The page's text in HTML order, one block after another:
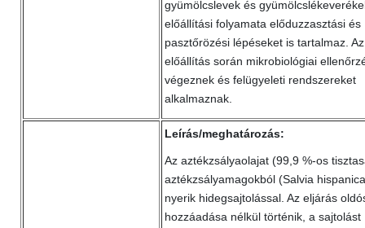
gyümölcslevek és
előállítási folyamata előduzzasztási és
pasztőrözési lépéseket is tartalmaz. Az
előállítás során mikrobiológiai
végeznek és felügyeleti rendszereket
alkalmaznak.
Leírás/meghatározás:
Az aztékzsályaolajat (99,9 %-os
aztékzsályamagokból (Salvia
nyerik hidegsajtolással. Az eljárás
hozzáadása nélkül történik, a sajtolást